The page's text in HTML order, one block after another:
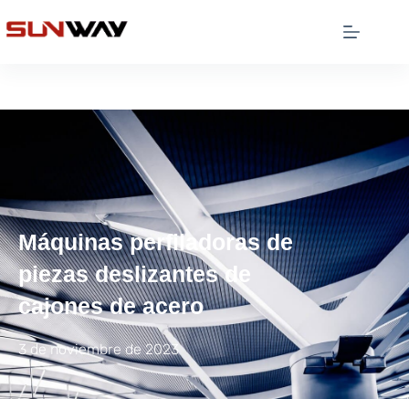
Máquinas perfiladoras de
piezas deslizantes de
cajones de acero
3 de noviembre de 2023